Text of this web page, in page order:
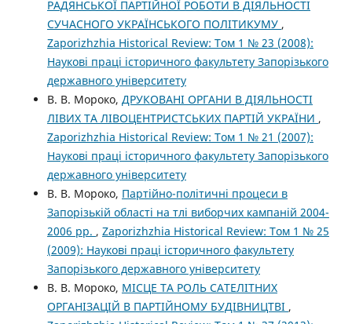
РАДЯНСЬКОЇ ПАРТІЙНОЇ РОБОТИ В ДІЯЛЬНОСТІ
СУЧАСНОГО УКРАЇНСЬКОГО ПОЛІТИКУМУ ,
Zaporizhzhia Historical Review: Том 1 № 23 (2008):
Наукові праці історичного факультету Запорізького
державного університету
В. В. Мороко, ДРУКОВАНІ ОРГАНИ В ДІЯЛЬНОСТІ
ЛІВИХ ТА ЛІВОЦЕНТРИСТСЬКИХ ПАРТІЙ УКРАЇНИ ,
Zaporizhzhia Historical Review: Том 1 № 21 (2007):
Наукові праці історичного факультету Запорізького
державного університету
В. В. Мороко, Партійно-політичні процеси в
Запорізькій області на тлі виборчих кампаній 2004-
2006 рр. , Zaporizhzhia Historical Review: Том 1 № 25
(2009): Наукові праці історичного факультету
Запорізького державного університету
В. В. Мороко, МІСЦЕ ТА РОЛЬ САТЕЛІТНИХ
ОРГАНІЗАЦІЙ В ПАРТІЙНОМУ БУДІВНИЦТВІ ,